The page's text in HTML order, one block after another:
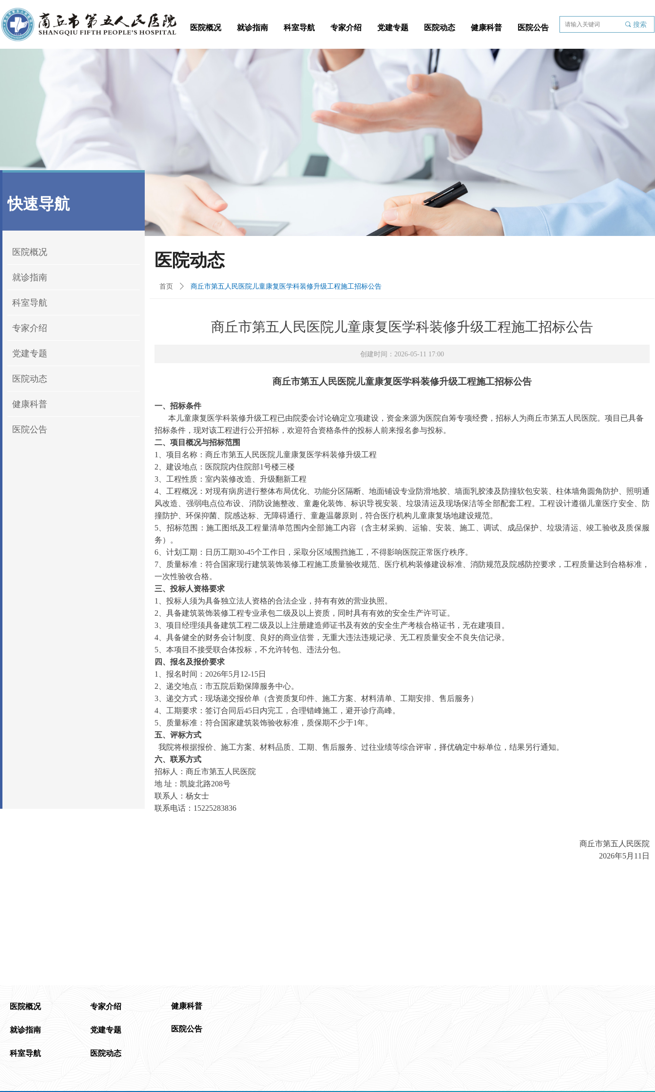
끠 搜索
医院概况 就诊指南 科室导航 专家介绍 党建专题 医院动态 健康科普 医院公告
商丘市第五人民医院儿童康复医学科装修升级工程施工招标公告
创建时间： 2026-05-11 17:00
商丘市第五人民医院儿童康复医学科装修升级工程施工招标公告
一、招标条件
本儿童康复医学科装修升级工程已由院委会讨论确定立项建设，资金来源为医院自筹专项经费，招标人为商丘市第五人民医院。项目已具备
招标条件，现对该工程进行公开招标，欢迎符合资格条件的投标人前来报名参与投标。
二、项目概况与招标范围
1
项目名称： 商丘市第五人民医院 儿童康复医学科装修升级工程
2
建设地点：医院院内住院部1号楼三楼
3
工程性质：室内装修改造、升级翻新工程
4
工程概况：对现有病房进行整体布局优化、功能分区隔断、地面铺设专业防滑地胶、墙面乳胶漆及防撞软包安装、柱体墙角圆角防护、照明通
风改造、强弱电点位布设、消防设施整改、童趣化装饰、标识导视安装、垃圾清运及现场保洁等全部配套工程。工程设计遵循儿童医疗安全、防
撞防护、环保抑菌、院感达标、无障碍通行、童趣温馨原则，符合医疗机构儿童康复场地建设规范。
5
招标范围：施工图纸及工程量清单范围内全部施工内容（含主材采购、运输、安装、施工、调试、成品保护、垃圾清运、竣工验收及质保服
务）。
6
计划工期：日历工期30-45个工作日，采取分区域围挡施工，不得影响医院正常医疗秩序。
7
质量标准：符合国家现行建筑装饰装修工程施工质量验收规范、医疗机构装修建设标准、消防规范及院感防控要求，工程质量达到合格标准，
一次性验收合格。
三、投标人资格要求
1
投标人须为具备独立法人资格的合法企业，持有有效的营业执照。
2
具备建筑装饰装修工程专业承包二级及以上资质，同时具有有效的安全生产许可证。
3
项目经理须具备建筑工程二级及以上注册建造师证书及有效的安全生产考核合格证书，无在建项目。
4
具备健全的财务会计制度、良好的商业信誉，无重大违法违规记录、无工程质量安全不良失信记录。
5
本项目不接受联合体投标，不允许转包、违法分包。
四、 报名及报价要求
1
报名时间： 2026年5月 12-15日
2
递交地点： 市五院后勤保障服务中心。
3、递交方式：现场递交报价单（含资质复印件、施工方案、材料清单、工期安排、售后服务）
4、工期要求：签订合同后45日内完工，合理错峰施工，避开诊疗高峰。
5、质量标准：符合国家建筑装饰验收标准，质保期不少于1年。
五、评标方式
我院将根据报价、施工方案、材料品质、工期、售后服务、过往业绩等综合评审，择优确定中标单位，结果另行通知。
六、联系方式
招标 人： 商丘市第五人民医院
地 址： 凯旋北路208号
联系 人： 杨女士
联系电话： 15225283836
商丘市第五人民医院
2026年5月 11 日
医院动态
首页 ꄲ 商丘市第五人民医院儿童康复医学科装修升级工程施工招标公告
快速导航
医院概况
就诊指南
科室导航
专家介绍
党建专题
医院动态
健康科普
医院公告
医院概况
就诊指南
科室导航
专家介绍
党建专题
医院动态
健康科普
医院公告